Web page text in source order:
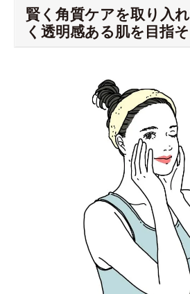
賢く角質ケアを取り入
く透明感ある肌を目指そ